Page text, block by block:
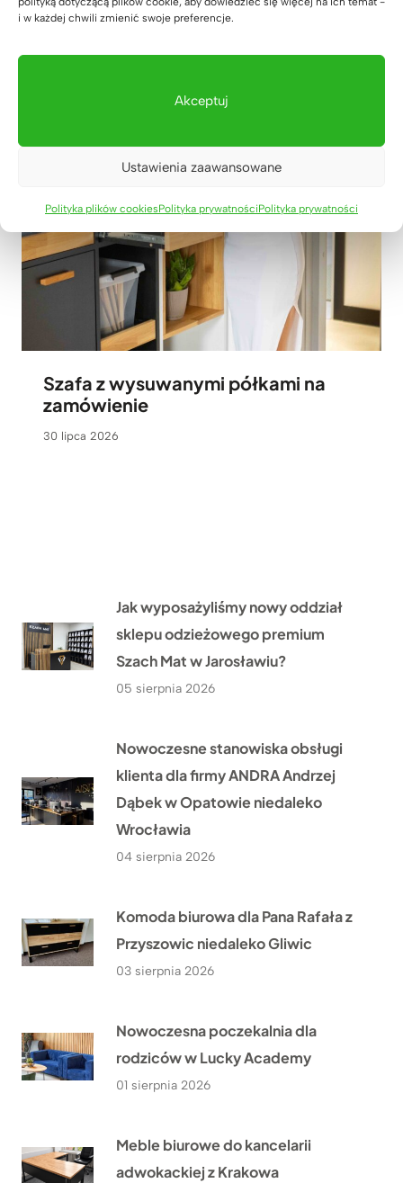
i w każdej chwili zmienić swoje preferencje.
Akceptuj
Ustawienia zaawansowane
Polityka plików cookiesPolityka prywatnościPolityka prywatności
Szafa z wysuwanymi półkami na
zamówienie
30 lipca 2026
Jak wyposażyliśmy nowy oddział
sklepu odzieżowego premium
Szach Mat w Jarosławiu?
05 sierpnia 2026
Nowoczesne stanowiska obsługi
klienta dla firmy ANDRA Andrzej
Dąbek w Opatowie niedaleko
Wrocławia
04 sierpnia 2026
Komoda biurowa dla Pana Rafała z
Przyszowic niedaleko Gliwic
03 sierpnia 2026
Nowoczesna poczekalnia dla
rodziców w Lucky Academy
01 sierpnia 2026
Meble biurowe do kancelarii
adwokackiej z Krakowa